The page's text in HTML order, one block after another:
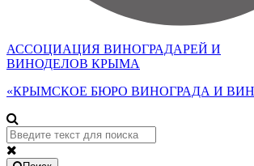
АССОЦИАЦИЯ ВИНОГРАДАРЕЙ И
ВИНОДЕЛОВ КРЫМА
«КРЫМСКОЕ БЮРО ВИНОГРАДА И